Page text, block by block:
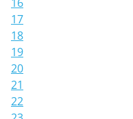
17
18
19
20
21
22